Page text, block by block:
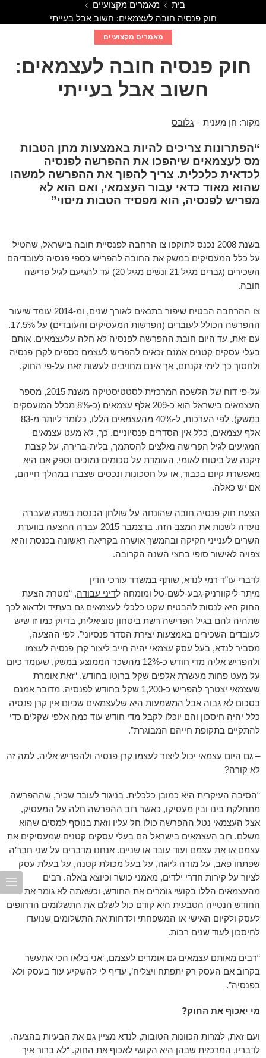
בית
מאמרים מקצועיים
חוק פנסיה חובה לעצמאים: חשוב אבל בעייתי
מאמרים מקצועיים
חוק פנסיה חובה לעצמאים:
חשוב אבל בעייתי
מקור: חן מענית – גלובס
“הפתרונות צריכים להיות באמצעות מתן הטבות
מס לעצמאים שיהפכו את ההפרשה לפנסיה
לכדאית כלכלית. צריך להפוך את ההפרשה למשהו
שהוא מאוד כדאי עבור העצמאי, ואם הוא לא
מפריש לפנסיה, הוא מפסיד הטבות מיסוי”
בשנת 2008 נכנס לתוקפו צו הרחבה לפנסיית חובה בישראל, שהטיל
על כלל המעסיקים במשק את החובה להפריש כספי פנסיה לעובדיהם
השכירים (גברים מגיל 21 ונשים מגיל 20) עד להגיעם לגיל פרישה
חובה.
צו ההרחבה הבטיח שיפור בתנאים לאורך שנים, ומ-2014 עומד שיעור
ההפרשה הכולל לעובדים (הפרשות המעסיקים והעובדים) על 17.5%.
עם זאת, עד היום חובת ההפרשה לפנסיה לא חלה עלעצמאים. אותם
בעלי עסקים קטנים אמנם זכאים להפריש לעצמם כספים לקרן פנסיה
ולחסוך כך לימי זקנתם, אך אינם מחויבים לעשות זאת על-פי החוק.
על-פי דוח של הלשכה המרכזית לסטטיסטיקה משנת 2015, מספר
העצמאים בישראל הוא כ-209 אלף עצמאים (כ-8% מכלל המועסקים
במשק). לפי הערכות, ל-40% מהעצמאים הללו, כלומר ליותר מ-83
אלף עצמאים, כלל אין הסדרים פנסיוניים. כך, לא מעט עצמאים
המגיעים לגיל הפרישה נאלצים להסתמך, בלית-ברירה, על קצבת
זיקנה של ביטוח לאומי, העומדת על סכומים נמוכים וספק אם היא
מאפשרת קיום בכבוד, או על חסכונות ונכסים שצברו במהלך חייהם,
אם יש כאלה.
הצעת חוק פנסיה חובה שהונחה על שולחן הכנסת בשנה שעברה
נועדה לשנות את המצב הזה. בדצמבר 2015 עברה ההצעה בוועדת
השרים לענייני חקיקה ובהמשך אושרה בקריאה ראשונה בכנסת והיא
צפויה לאישור סופי בחצי השנה הקרובה.
לדברי עו”ד רמי לנדא, שותף במשרד עורכי הדין
מיתר-ליקוורניק-גבע-לשם-טל ומומחה לדיני עבודה, “מטרת הצעת
החוק היא לנסות להבטיח שקט כלכלי לעצמאים גם בעתיד ולדאוג לכך
שתהיה להם בגיל הפרישה רשת ביטחון סוציאלית, בדיוק כמו זו שיש
לעובדים השכירים באמצעות יצירת הסדר פנסיוני”. לפי ההצעה,
מסביר לנדא, בעל עסק עצמאי יהיה חייב ליצור קרן פנסיה לעצמו
ולהפריש אליה מדי חודש כ-12% מהשכר הממוצע במשק, שעומד כיום
על מעט פחות מעשרת אלפים שקל ברוטו בחודש. “זאת אומרת
שעצמאי יצטרך להפריש כ-1,200 שקל בחודש לפנסיה. מדובר אמנם
בסכום לא גבוה אבל המשמעות היא שלעצמאים שכיום אין קרן פנסיה
כלל יהיה חיסכון והם יוכלו לקבל מדי חודש עוד כמה אלפי שקלים כדי
להתקיים בתקופת חייהם המבוגרת”.
– גם היום עצמאי יכול ליצור לעצמו קרן פנסיה ולהפריש אליה. למה זה
לא קורה?
“הסיבה העיקרית היא כמובן כלכלית. בניגוד לעובד שכיר, שההפרשה
מתחלקת בינו ובין מעסיקו, כאשר רוב ההפרשה חלה על המעסיק,
אצל העצמאי נטל ההפרשה כולו חל עליו וזאת בנוסף למסים שהוא
משלם. רוב העצמאים בישראל הם בעלי עסקים קטנים שמעסיקים את
עצמם או את עצמם ועוד עובד או שניים. אנחנו מדברים על שני חבר’ה
שפתחו פאב, על מורה ליוגה, על בעל מכולת קטנה, על בעלת עסק
לציור על קירות חדרי ילדים, מאמני כושר וכיוצא באלה. רבים
מהעצמאים הללו בקושי גומרים את החודש, וכשאתה לא גומר את
החודש הנטייה הטבעית היא קודם כול לשלם את התשלומים הדחופים
לעסק ולקיום האישי או המשפחתי ולדחות את התשלומים שנועדו
לחיסכון לעוד שנים רבות.
“רבים מאותם עצמאים גם אומרים לעצמם, ‘אני בלאו הכי אתעשר
בקרוב אם העסק רק יתפתח ויצליח’, עדיף לי להשקיע עוד בעסק ולא
בפנסיה”.
מי יאכוף את החוק?
ועם זאת, למרות הכוונות הטובות, לנדא מציין גם את הבעיות בהצעה.
לדבריו, המרכזית שבהן היא הקושי לאכוף את החוק. “לא ברור איך